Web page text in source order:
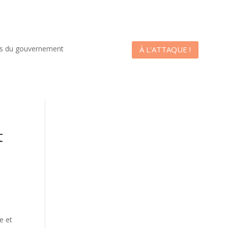
du gouvernement À L'ATTAQUE !
et